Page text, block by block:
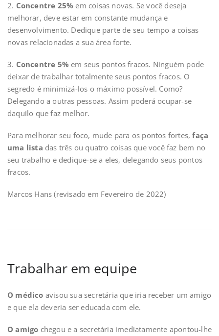
2. Concentre 25% em coisas novas. Se você deseja
melhorar, deve estar em constante mudança e
desenvolvimento. Dedique parte de seu tempo a coisas
novas relacionadas a sua área forte.
3. Concentre 5% em seus pontos fracos. Ninguém pode
deixar de trabalhar totalmente seus pontos fracos. O
segredo é minimizá-los o máximo possível. Como?
Delegando a outras pessoas. Assim poderá ocupar-se
daquilo que faz melhor.
Para melhorar seu foco, mude para os pontos fortes,faça
uma lista das três ou quatro coisas que você faz bem no
seu trabalho e dedique-se a eles, delegando seus pontos
fracos.
Marcos Hans (revisado em Fevereiro de 2022)
Trabalhar em equipe
O médico avisou sua secretária que iria receber um amigo
e que ela deveria ser educada com ele.
O amigo chegou e a secretária imediatamente apontou-lhe